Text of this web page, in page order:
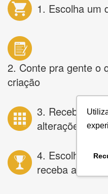
1. Escolha um
2. Conte pra gente o
criação
3. Receba
alterações
4. Escolha a
receba as artes